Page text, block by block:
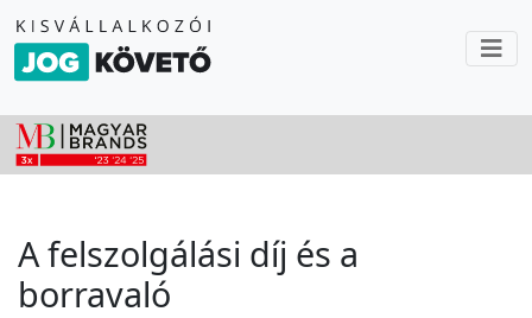
A felszolgálási díj és a
borravaló